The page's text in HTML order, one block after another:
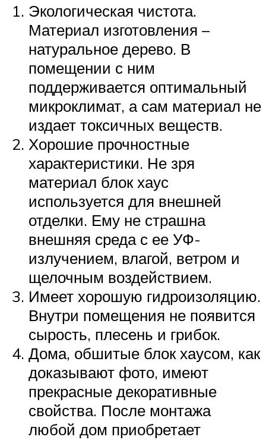
Экологическая чистота.
Материал изготовления –
натуральное дерево. В
помещении с ним
поддерживается оптимальный
микроклимат, а сам материал не
издает токсичных веществ.
Хорошие прочностные
характеристики. Не зря
материал блок хаус
используется для внешней
отделки. Ему не страшна
внешняя среда с ее УФ-
излучением, влагой, ветром и
щелочным воздействием.
Имеет хорошую гидроизоляцию.
Внутри помещения не появится
сырость, плесень и грибок.
Дома, обшитые блок хаусом, как
доказывают фото, имеют
прекрасные декоративные
свойства. После монтажа
любой дом приобретает